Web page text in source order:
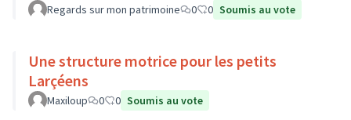
Regards sur mon patrimoine 0 0 Soumis au vote
Une structure motrice pour les petits
Larçéens
Maxiloup 0 0 Soumis au vote